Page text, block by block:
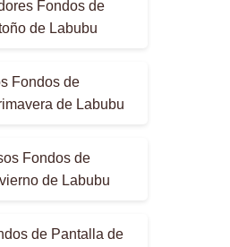
Fondos de
de Labubu
Fondos de
de Labubu
Fondos de
de Labubu
de Pantalla de